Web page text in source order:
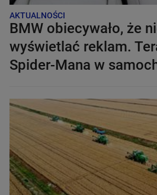
AKTUALNOŚCI
BMW obiecywało, że
wyświetlać reklam.
Spider-Mana w